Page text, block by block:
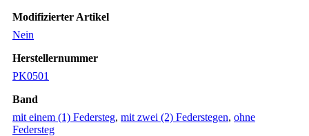
Modifizierter Artikel
Nein
Herstellernummer
PK0501
Band
mit einem (1) Federsteg, mit zwei (2) Federstegen, ohne
Federsteg